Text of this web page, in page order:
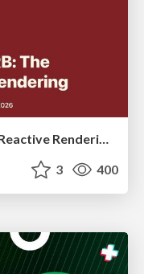
HTML-Aware ERB: The Path to Reactive Rendering @ RubyCon 2026, Rimini, Italy
3 400